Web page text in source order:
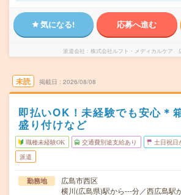
気になる! 応募へ進む
派遣会社 株式会社ルフト・メディカルケア
未読 掲載日 2026/08/08
即払いOK！未経験でも安心＊
盛り付けなど
職種未経験OK 交通費別途支給あり 土日祝日
派遣
勤務地
広島市西区
横川(広島県)駅から---分／西広島駅